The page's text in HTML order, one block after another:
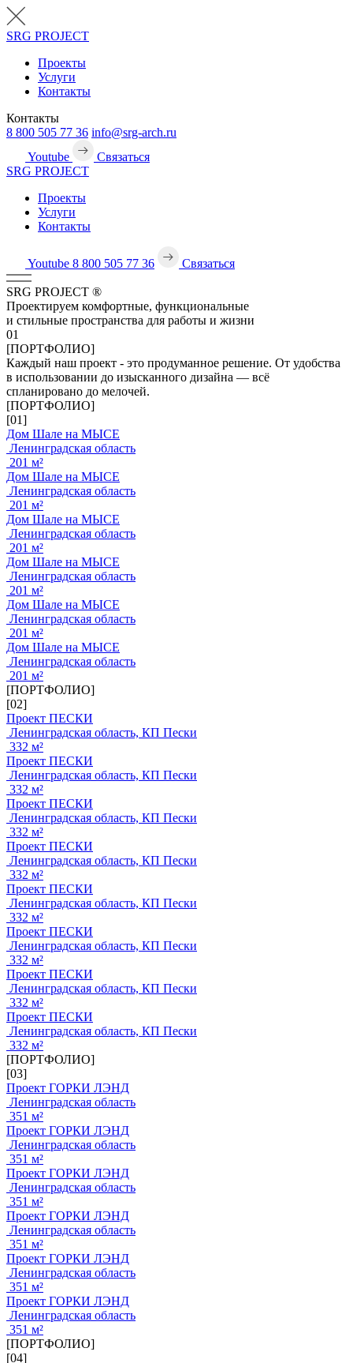
SRG PROJECT
Проекты
Услуги
Контакты
Контакты
8 800 505 77 36 info@srg-arch.ru
Youtube
Связаться
SRG PROJECT
Проекты
Услуги
Контакты
Youtube 8 800 505 77 36 Связаться
SRG PROJECT ®
Проектируем комфортные, функциональные
и стильные пространства для работы и жизни
01
[ПОРТФОЛИО]
Каждый наш проект - это продуманное решение. От удобства
в использовании до изысканного дизайна — всё
спланировано до мелочей.
[ПОРТФОЛИО]
[01]
Дом Шале на МЫСЕ
Ленинградская область
201 м²
Дом Шале на МЫСЕ
Ленинградская область
201 м²
Дом Шале на МЫСЕ
Ленинградская область
201 м²
Дом Шале на МЫСЕ
Ленинградская область
201 м²
Дом Шале на МЫСЕ
Ленинградская область
201 м²
Дом Шале на МЫСЕ
Ленинградская область
201 м²
[ПОРТФОЛИО]
[02]
Проект ПЕСКИ
Ленинградская область, КП Пески
332 м²
Проект ПЕСКИ
Ленинградская область, КП Пески
332 м²
Проект ПЕСКИ
Ленинградская область, КП Пески
332 м²
Проект ПЕСКИ
Ленинградская область, КП Пески
332 м²
Проект ПЕСКИ
Ленинградская область, КП Пески
332 м²
Проект ПЕСКИ
Ленинградская область, КП Пески
332 м²
Проект ПЕСКИ
Ленинградская область, КП Пески
332 м²
Проект ПЕСКИ
Ленинградская область, КП Пески
332 м²
[ПОРТФОЛИО]
[03]
Проект ГОРКИ ЛЭНД
Ленинградская область
351 м²
Проект ГОРКИ ЛЭНД
Ленинградская область
351 м²
Проект ГОРКИ ЛЭНД
Ленинградская область
351 м²
Проект ГОРКИ ЛЭНД
Ленинградская область
351 м²
Проект ГОРКИ ЛЭНД
Ленинградская область
351 м²
Проект ГОРКИ ЛЭНД
Ленинградская область
351 м²
[ПОРТФОЛИО]
[04]